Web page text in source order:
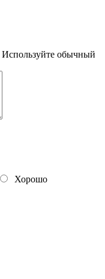
обычный
Хорошо